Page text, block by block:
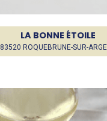
LA BONNE ÉTOILE
83520 ROQUEBRUNE-SUR-